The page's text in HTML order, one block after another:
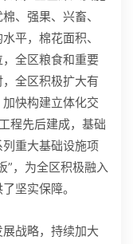
、强果、兴畜、
平，棉花面积、
全区粮食和重要
全区积极扩大有
快构建立体化交
程先后建成，基础
重大基础设施项
”，为全区积极融入
坚实保障。
战略，持续加大